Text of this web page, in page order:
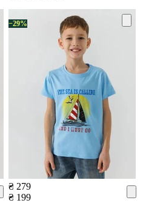
−29%
₴ 279
₴ 199